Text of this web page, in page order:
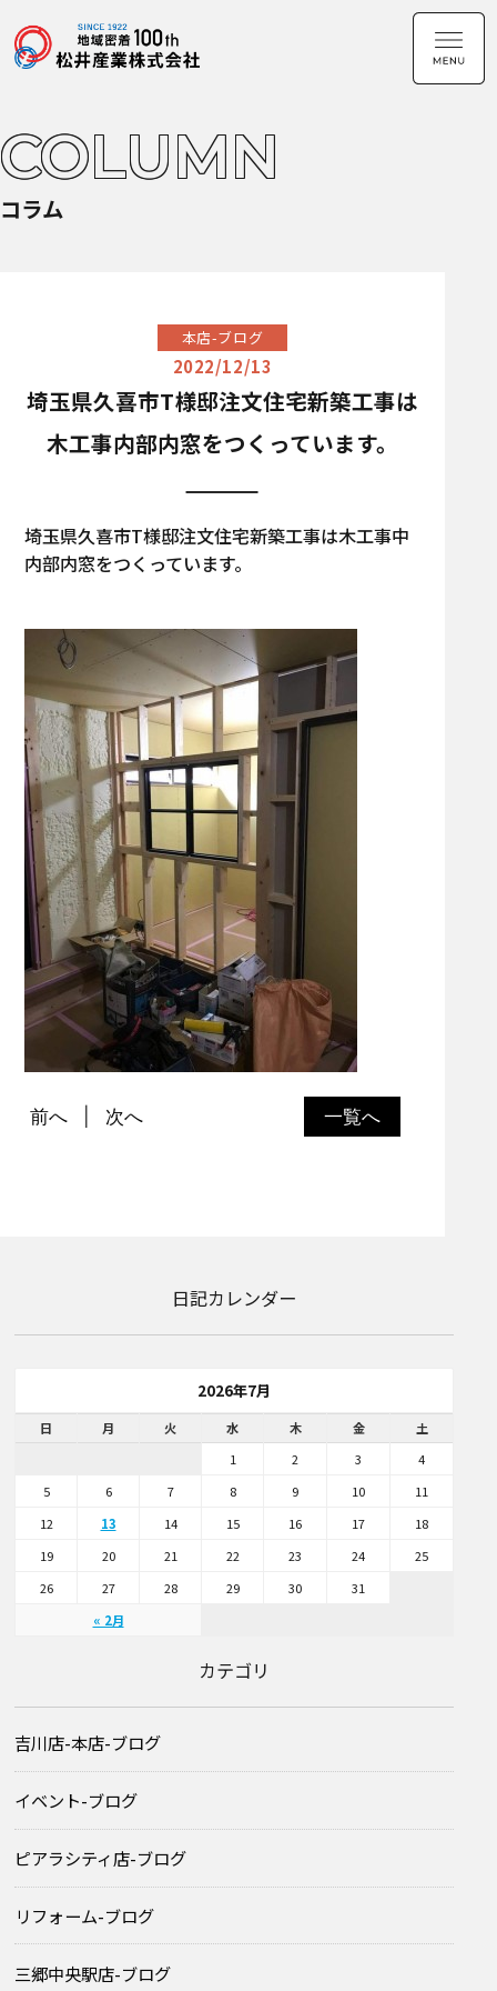
COLUMN
コラム
本店-ブログ
2022/12/13
埼玉県久喜市T様邸注文住宅新築工事は
木工事内部内窓をつくっています。
埼玉県久喜市T様邸注文住宅新築工事は木工事中
内部内窓をつくっています。
一覧へ
前へ 次へ
日記カレンダー
2026年7月
日 月 火 水 木 金 土
« 2月
1 2 3
4
5
6 7 8 9 10
11
12
13 14 15 16 17
18
19
20 21 22 23 24
25
26
27 28 29 30 31
カテゴリ
吉川店-本店-ブログ
イベント-ブログ
ピアラシティ店-ブログ
リフォーム-ブログ
三郷中央駅店-ブログ